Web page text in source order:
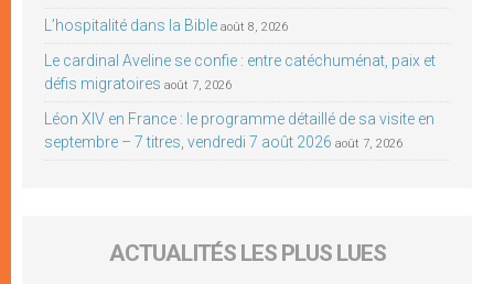
L’hospitalité dans la Bible août 8, 2026
Le cardinal Aveline se confie : entre catéchuménat, paix et
défis migratoires août 7, 2026
Léon XIV en France : le programme détaillé de sa visite en
septembre – 7 titres, vendredi 7 août 2026 août 7, 2026
ACTUALITÉS LES PLUS LUES